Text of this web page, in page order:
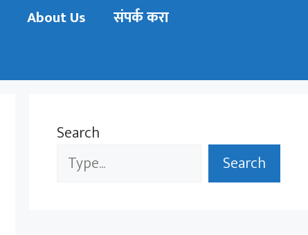
About Us संपर्क करा
Search
Search